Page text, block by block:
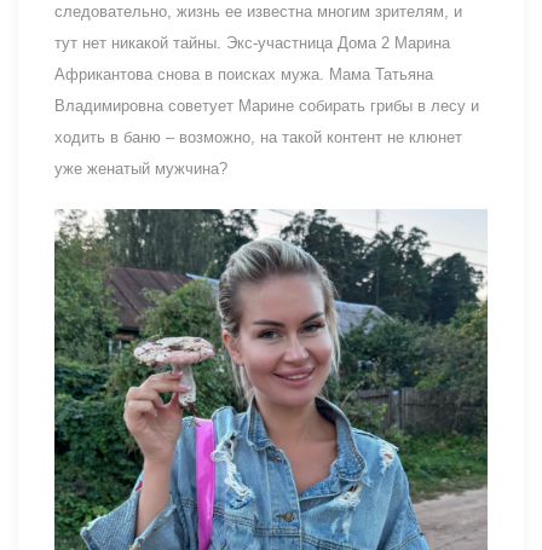
следовательно, жизнь ее известна многим зрителям, и
тут нет никакой тайны. Экс-участница Дома 2 Марина
Африкантова снова в поисках мужа. Мама Татьяна
Владимировна советует Марине собирать грибы в лесу и
ходить в баню – возможно, на такой контент не клюнет
уже женатый мужчина?